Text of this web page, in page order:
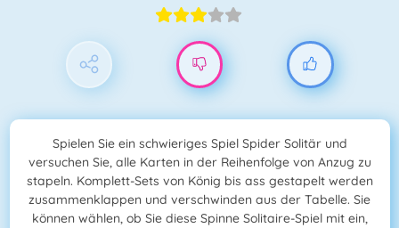
Spielen Sie ein schwieriges Spiel Spider Solitär und
versuchen Sie, alle Karten in der Reihenfolge von Anzug zu
stapeln. Komplett-Sets von König bis ass gestapelt werden
zusammenklappen und verschwinden aus der Tabelle. Sie
können wählen, ob Sie diese Spinne Solitaire-Spiel mit ein,